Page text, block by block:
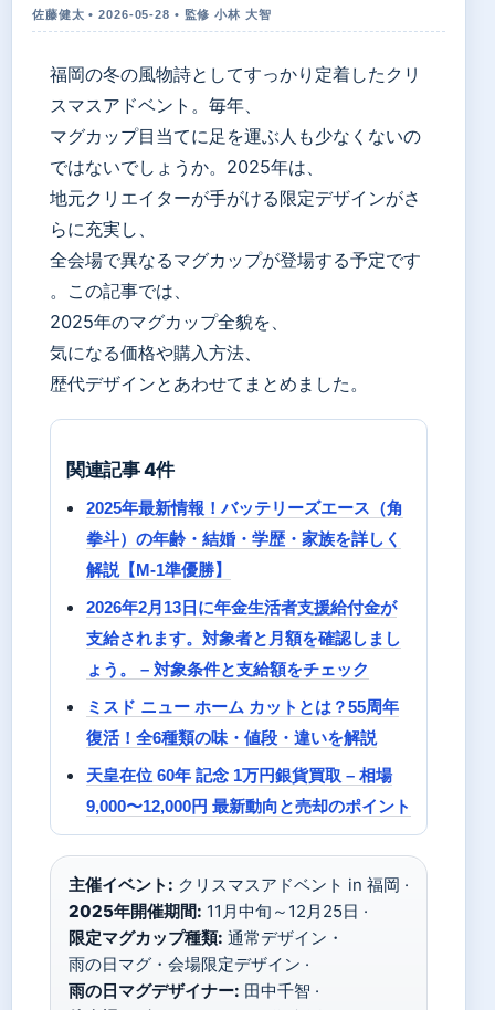
佐藤健太 • 2026-05-28 • 監修 小林 大智
福岡の冬の風物詩としてすっかり定着したクリ
スマスアドベント。毎年、
マグカップ目当てに足を運ぶ人も少なくないの
ではないでしょうか。2025年は、
地元クリエイターが手がける限定デザインがさ
らに充実し、
全会場で異なるマグカップが登場する予定です
。この記事では、
2025年のマグカップ全貌を、
気になる価格や購入方法、
歴代デザインとあわせてまとめました。
関連記事 4件
2025年最新情報！バッテリーズエース（角
拳斗）の年齢・結婚・学歴・家族を詳しく
解説【M-1準優勝】
2026年2月13日に年金生活者支援給付金が
支給されます。対象者と月額を確認しまし
ょう。 – 対象条件と支給額をチェック
ミスド ニュー ホーム カットとは？55周年
復活！全6種類の味・値段・違いを解説
天皇在位 60年 記念 1万円銀貨買取 – 相場
9,000〜12,000円 最新動向と売却のポイント
主催イベント: クリスマスアドベント in 福岡 ·
2025年開催期間: 11月中旬～12月25日 ·
限定マグカップ種類: 通常デザイン・
雨の日マグ・会場限定デザイン ·
雨の日マグデザイナー: 田中千智 ·